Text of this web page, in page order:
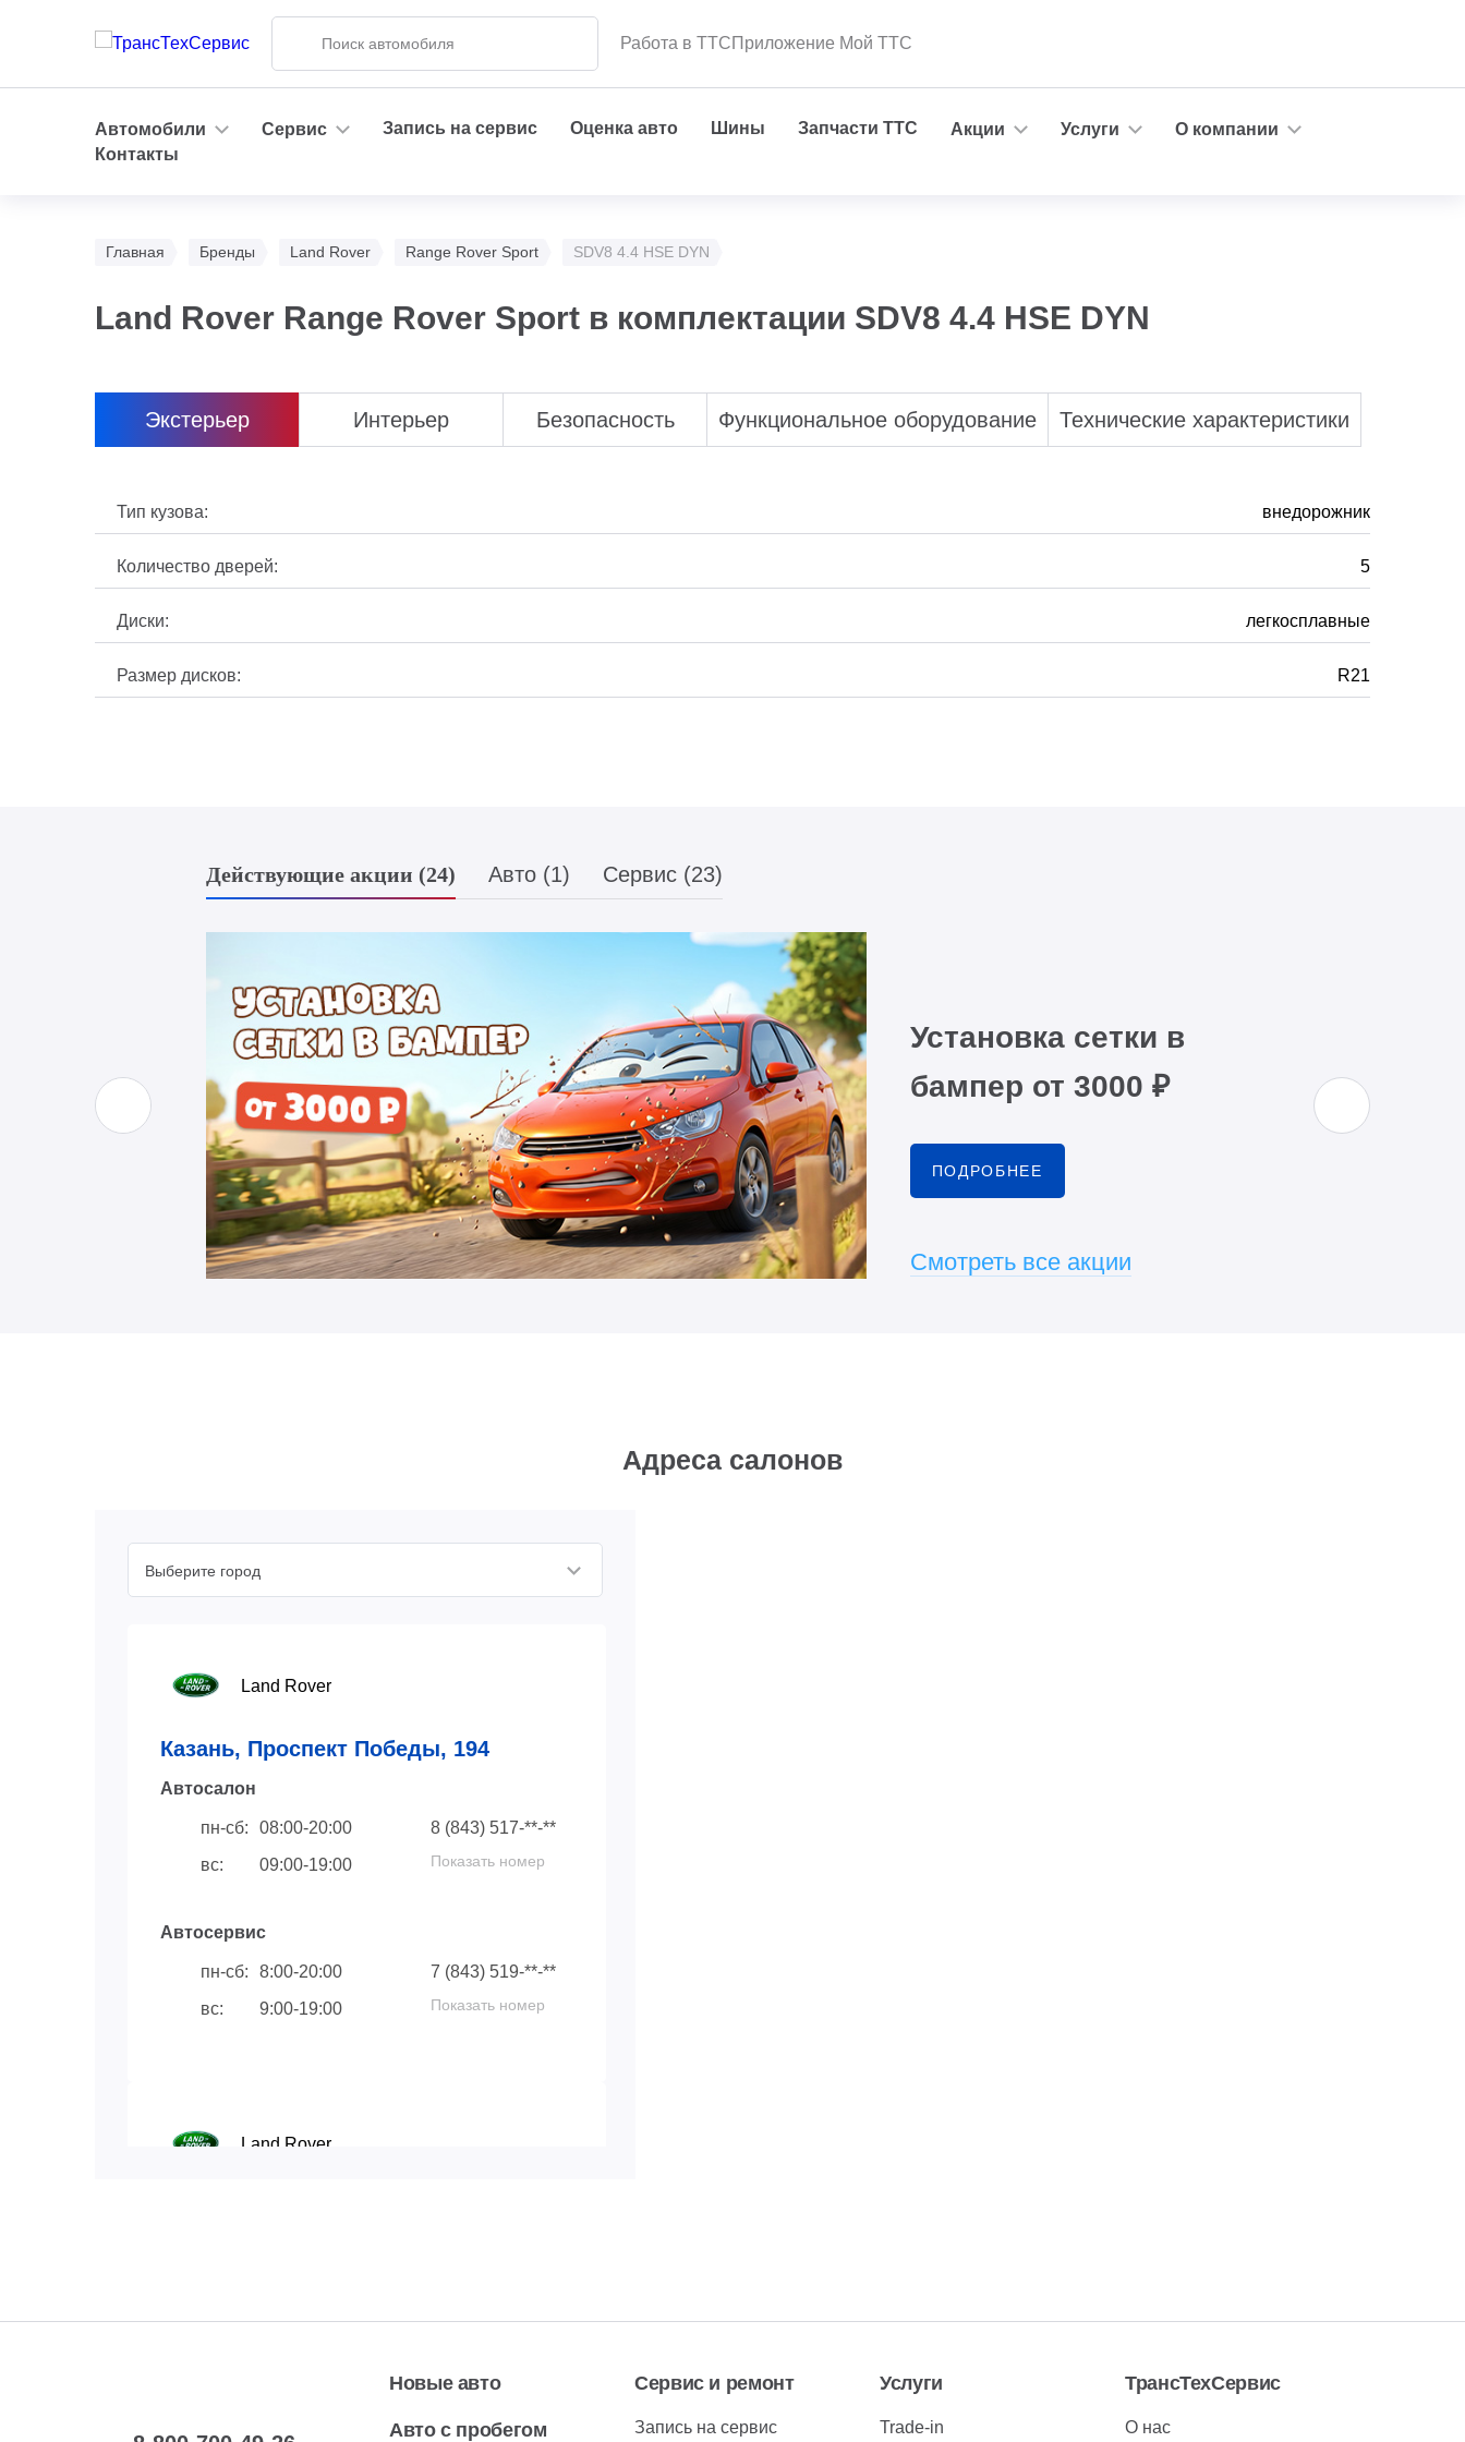
Работа в ТТСПриложение Мой ТТС
Автомобили Сервис Запись на сервис Оценка авто Шины Запчасти ТТС Акции Услуги
О компании
Контакты
Главная Бренды Land Rover Range Rover Sport SDV8 4.4 HSE DYN
Land Rover Range Rover Sport в комплектации SDV8 4.4 HSE DYN
Экстерьер Интерьер Безопасность Функциональное оборудование Технические характеристики
Тип кузова: внедорожник
Количество дверей: 5
Диски: легкосплавные
Размер дисков: R21
Действующие акции (24) Авто (1) Сервис (23)
Установка сетки в
бампер от 3000 ₽
ПОДРОБНЕЕ
Смотреть все акции
Адреса салонов
Выберите город
Land Rover
Казань, Проспект Победы, 194
Автосaлон
пн-сб:
08:00-20:00
вс:
09:00-19:00
8 (843) 517-**-**
Показать номер
Автосервис
пн-сб:
8:00-20:00
вс:
9:00-19:00
7 (843) 519-**-**
Показать номер
Land Rover
Новые авто
Авто с пробегом
Сервис и ремонт
Запись на сервис
Услуги
Trade-in
ТрансТехСервис
О нас